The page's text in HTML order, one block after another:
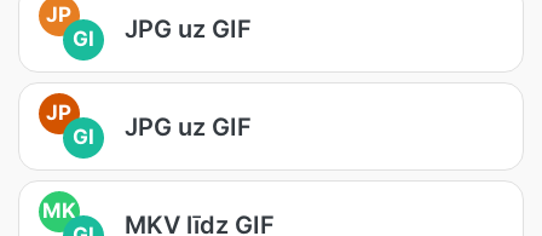
JP
GI
JPG uz GIF
JP
GI
JPG uz GIF
MK
MKV līdz GIF